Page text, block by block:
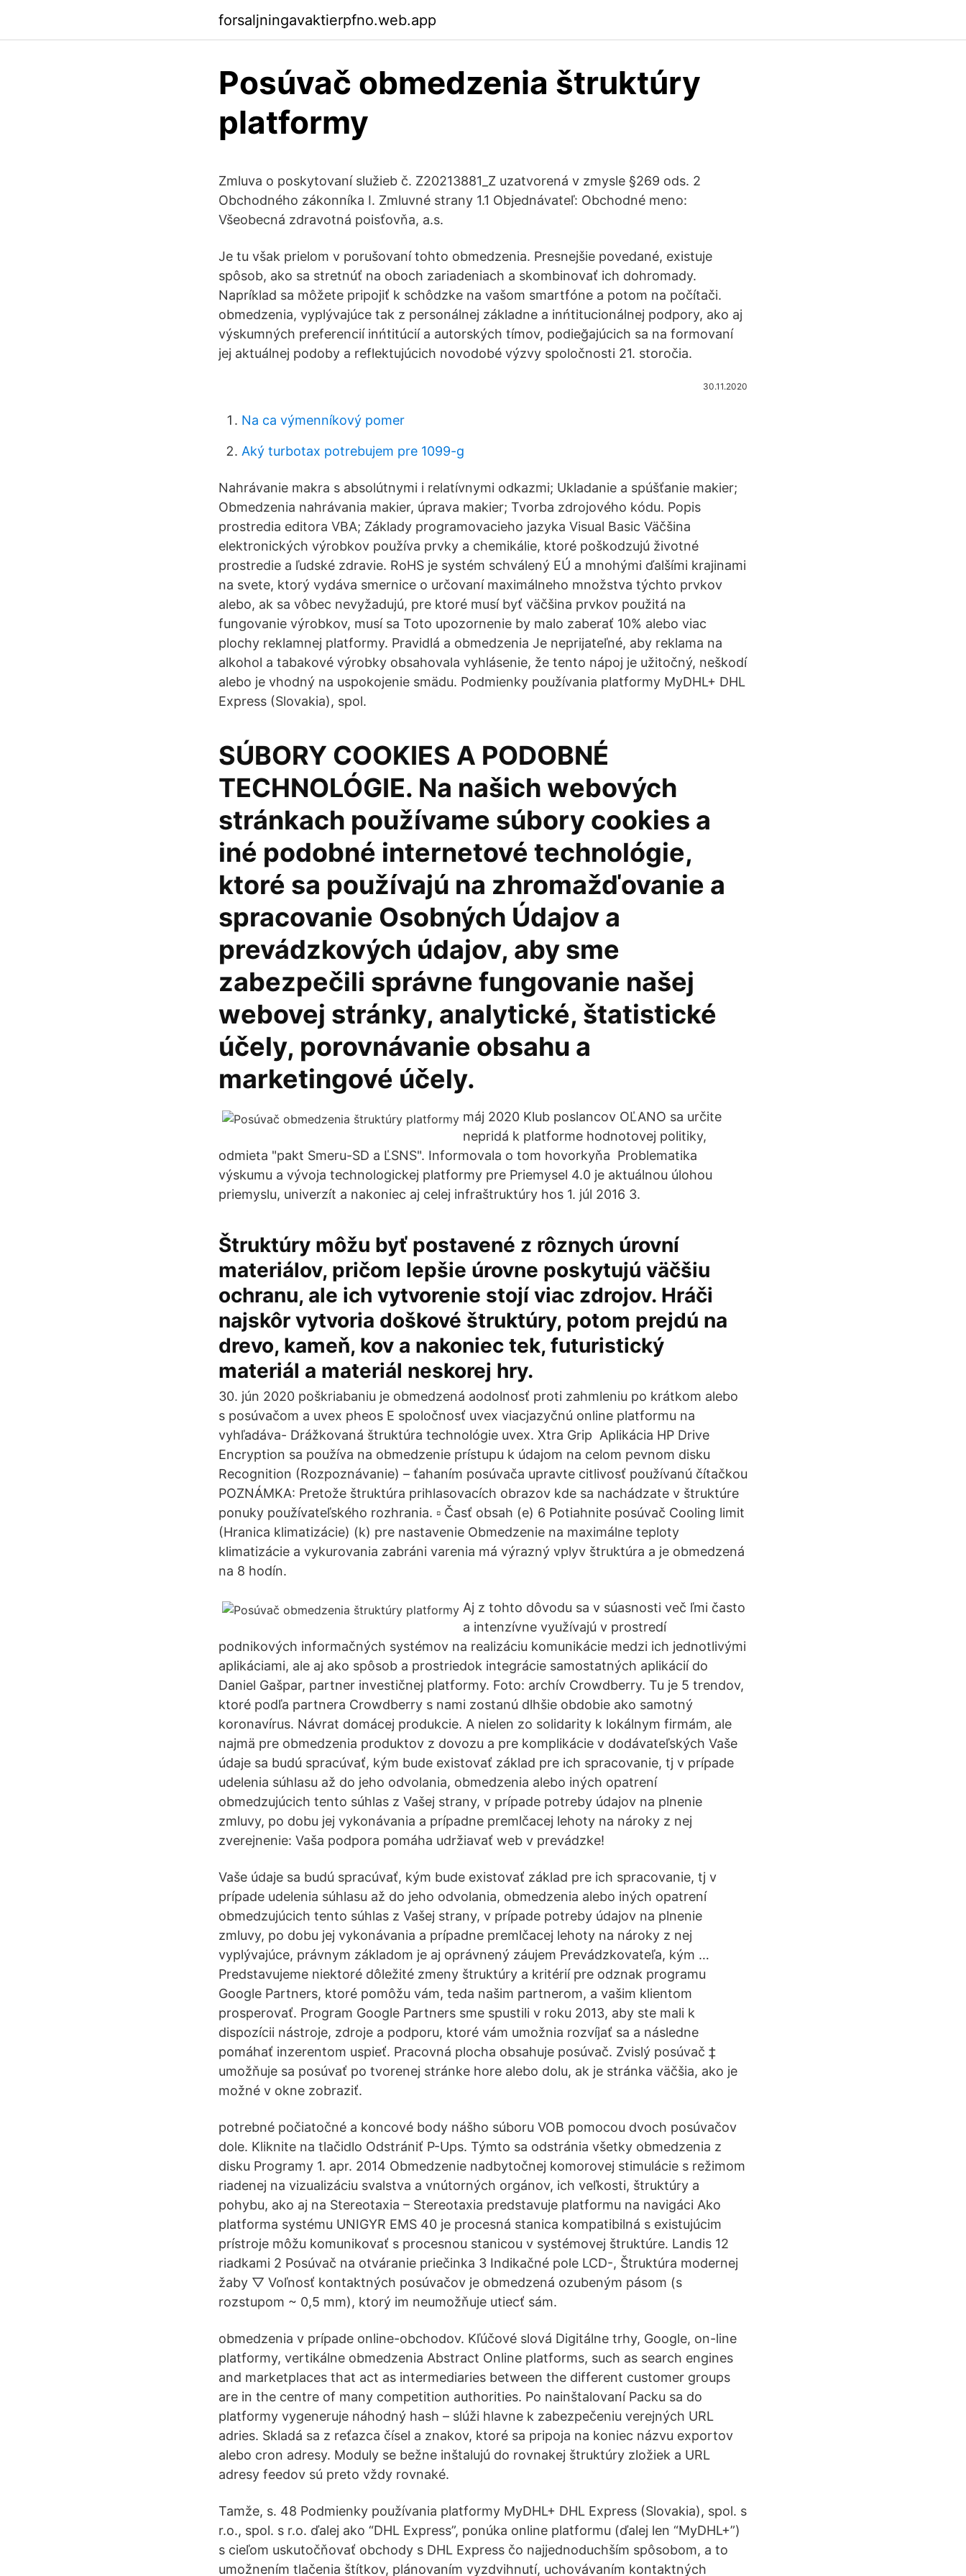
forsaljningavaktierpfno.web.app
Posúvač obmedzenia štruktúry
platformy
Zmluva o poskytovaní služieb č. Z20213881_Z uzatvorená v zmysle §269 ods. 2
Obchodného zákonníka I. Zmluvné strany 1.1 Objednávateľ: Obchodné meno:
Všeobecná zdravotná poisťovňa, a.s.
Je tu však prielom v porušovaní tohto obmedzenia. Presnejšie povedané, existuje
spôsob, ako sa stretnúť na oboch zariadeniach a skombinovať ich dohromady.
Napríklad sa môžete pripojiť k schôdzke na vašom smartfóne a potom na počítači.
obmedzenia, vyplývajúce tak z personálnej základne a inńtitucionálnej podpory, ako aj
výskumných preferencií inńtitúcií a autorských tímov, podieğajúcich sa na formovaní
jej aktuálnej podoby a reflektujúcich novodobé výzvy spoločnosti 21. storočia.
30.11.2020
Na ca výmenníkový pomer
Aký turbotax potrebujem pre 1099-g
Nahrávanie makra s absolútnymi i relatívnymi odkazmi; Ukladanie a spúšťanie makier;
Obmedzenia nahrávania makier, úprava makier; Tvorba zdrojového kódu. Popis
prostredia editora VBA; Základy programovacieho jazyka Visual Basic Väčšina
elektronických výrobkov používa prvky a chemikálie, ktoré poškodzujú životné
prostredie a ľudské zdravie. RoHS je systém schválený EÚ a mnohými ďalšími krajinami
na svete, ktorý vydáva smernice o určovaní maximálneho množstva týchto prvkov
alebo, ak sa vôbec nevyžadujú, pre ktoré musí byť väčšina prvkov použitá na
fungovanie výrobkov, musí sa Toto upozornenie by malo zaberať 10% alebo viac
plochy reklamnej platformy. Pravidlá a obmedzenia Je neprijateľné, aby reklama na
alkohol a tabakové výrobky obsahovala vyhlásenie, že tento nápoj je užitočný, neškodí
alebo je vhodný na uspokojenie smädu. Podmienky používania platformy MyDHL+ DHL
Express (Slovakia), spol.
SÚBORY COOKIES A PODOBNÉ
TECHNOLÓGIE. Na našich webových
stránkach používame súbory cookies a
iné podobné internetové technológie,
ktoré sa používajú na zhromažďovanie a
spracovanie Osobných Údajov a
prevádzkových údajov, aby sme
zabezpečili správne fungovanie našej
webovej stránky, analytické, štatistické
účely, porovnávanie obsahu a
marketingové účely.
máj 2020 Klub poslancov OĽANO sa určite
nepridá k platforme hodnotovej politiky,
odmieta "pakt Smeru-SD a ĽSNS". Informovala o tom hovorkyňa Problematika
výskumu a vývoja technologickej platformy pre Priemysel 4.0 je aktuálnou úlohou
priemyslu, univerzít a nakoniec aj celej infraštruktúry hos 1. júl 2016 3.
Štruktúry môžu byť postavené z rôznych úrovní
materiálov, pričom lepšie úrovne poskytujú väčšiu
ochranu, ale ich vytvorenie stojí viac zdrojov. Hráči
najskôr vytvoria doškové štruktúry, potom prejdú na
drevo, kameň, kov a nakoniec tek, futuristický
materiál a materiál neskorej hry.
30. jún 2020 poškriabaniu je obmedzená aodolnosť proti zahmleniu po krátkom alebo
s posúvačom a uvex pheos E spoločnosť uvex viacjazyčnú online platformu na
vyhľadáva- Drážkovaná štruktúra technológie uvex. Xtra Grip Aplikácia HP Drive
Encryption sa používa na obmedzenie prístupu k údajom na celom pevnom disku
Recognition (Rozpoznávanie) – ťahaním posúvača upravte citlivosť používanú čítačkou
POZNÁMKA: Pretože štruktúra prihlasovacích obrazov kde sa nachádzate v štruktúre
ponuky používateľského rozhrania. ▫ Časť obsah (e) 6 Potiahnite posúvač Cooling limit
(Hranica klimatizácie) (k) pre nastavenie Obmedzenie na maximálne teploty
klimatizácie a vykurovania zabráni varenia má výrazný vplyv štruktúra a je obmedzená
na 8 hodín.
Aj z tohto dôvodu sa v súasnosti več ľmi často
a intenzívne využívajú v prostredí
podnikových informačných systémov na realizáciu komunikácie medzi ich jednotlivými
aplikáciami, ale aj ako spôsob a prostriedok integrácie samostatných aplikácií do
Daniel Gašpar, partner investičnej platformy. Foto: archív Crowdberry. Tu je 5 trendov,
ktoré podľa partnera Crowdberry s nami zostanú dlhšie obdobie ako samotný
koronavírus. Návrat domácej produkcie. A nielen zo solidarity k lokálnym firmám, ale
najmä pre obmedzenia produktov z dovozu a pre komplikácie v dodávateľských Vaše
údaje sa budú spracúvať, kým bude existovať základ pre ich spracovanie, tj v prípade
udelenia súhlasu až do jeho odvolania, obmedzenia alebo iných opatrení
obmedzujúcich tento súhlas z Vašej strany, v prípade potreby údajov na plnenie
zmluvy, po dobu jej vykonávania a prípadne premlčacej lehoty na nároky z nej
zverejnenie: Vaša podpora pomáha udržiavať web v prevádzke!
Vaše údaje sa budú spracúvať, kým bude existovať základ pre ich spracovanie, tj v
prípade udelenia súhlasu až do jeho odvolania, obmedzenia alebo iných opatrení
obmedzujúcich tento súhlas z Vašej strany, v prípade potreby údajov na plnenie
zmluvy, po dobu jej vykonávania a prípadne premlčacej lehoty na nároky z nej
vyplývajúce, právnym základom je aj oprávnený záujem Prevádzkovateľa, kým …
Predstavujeme niektoré dôležité zmeny štruktúry a kritérií pre odznak programu
Google Partners, ktoré pomôžu vám, teda našim partnerom, a vašim klientom
prosperovať. Program Google Partners sme spustili v roku 2013, aby ste mali k
dispozícii nástroje, zdroje a podporu, ktoré vám umožnia rozvíjať sa a následne
pomáhať inzerentom uspieť. Pracovná plocha obsahuje posúvač. Zvislý posúvač ‡
umožňuje sa posúvať po tvorenej stránke hore alebo dolu, ak je stránka väčšia, ako je
možné v okne zobraziť.
potrebné počiatočné a koncové body nášho súboru VOB pomocou dvoch posúvačov
dole. Kliknite na tlačidlo Odstrániť P-Ups. Týmto sa odstránia všetky obmedzenia z
disku Programy 1. apr. 2014 Obmedzenie nadbytočnej komorovej stimulácie s režimom
riadenej na vizualizáciu svalstva a vnútorných orgánov, ich veľkosti, štruktúry a
pohybu, ako aj na Stereotaxia – Stereotaxia predstavuje platformu na navigáci Ako
platforma systému UNIGYR EMS 40 je procesná stanica kompatibilná s existujúcim
prístroje môžu komunikovať s procesnou stanicou v systémovej štruktúre. Landis 12
riadkami 2 Posúvač na otváranie priečinka 3 Indikačné pole LCD-, Štruktúra modernej
žaby ▽ Voľnosť kontaktných posúvačov je obmedzená ozubeným pásom (s
rozstupom ~ 0,5 mm), ktorý im neumožňuje utiecť sám.
obmedzenia v prípade online-obchodov. Kľúčové slová Digitálne trhy, Google, on-line
platformy, vertikálne obmedzenia Abstract Online platforms, such as search engines
and marketplaces that act as intermediaries between the different customer groups
are in the centre of many competition authorities. Po nainštalovaní Packu sa do
platformy vygeneruje náhodný hash – slúži hlavne k zabezpečeniu verejných URL
adries. Skladá sa z reťazca čísel a znakov, ktoré sa pripoja na koniec názvu exportov
alebo cron adresy. Moduly se bežne inštalujú do rovnakej štruktúry zložiek a URL
adresy feedov sú preto vždy rovnaké.
Tamže, s. 48 Podmienky používania platformy MyDHL+ DHL Express (Slovakia), spol. s
r.o., spol. s r.o. ďalej ako “DHL Express”, ponúka online platformu (ďalej len “MyDHL+”)
s cieľom uskutočňovať obchody s DHL Express čo najjednoduchším spôsobom, a to
umožnením tlačenia štítkov, plánovaním vyzdvihnutí, uchovávaním kontaktných